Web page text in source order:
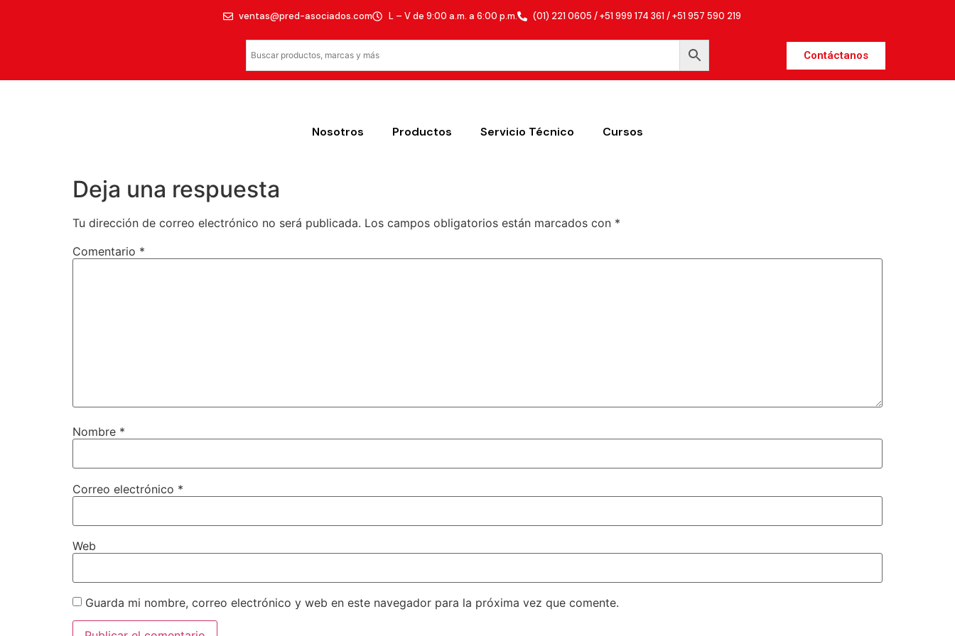
ventas@pred-asociados.com L – V de 9:00 a.m. a 6:00 p.m. (01) 221 0605 / +51 999 174 361 / +51 957 590 219
Contáctanos
Nosotros Productos Servicio Técnico Cursos
Deja una respuesta
Tu dirección de correo electrónico no será publicada. Los campos obligatorios están marcados con *
Comentario *
Nombre *
Correo electrónico *
Web
Guarda mi nombre, correo electrónico y web en este navegador para la próxima vez que comente.